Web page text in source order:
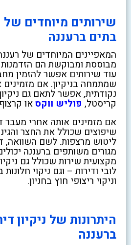
שירותים מיוחדים של
בתים ברעננה
המאפיינים המיוחדים של
מבוססת ומבוקשת הם
עוד שירותים אפשר להזמין
שמתמחה בניקיון. אם
נקודתית, אפשר לתאם גם
קריסטל, פוליש ווקסאו
אם מזמינים אותה אחרי מעבר
שיפוצים שכולל את החצר
ליטוש מרצפות. לשם השוואה,
מגורים משותפים ברעננה
מקצועית שירות שכולל גם
לובי ודירות – וגם ניקוי חלונות
וניקוי ריצופי חוץ בחניון.
היתרונות של ניקיון
ברעננה